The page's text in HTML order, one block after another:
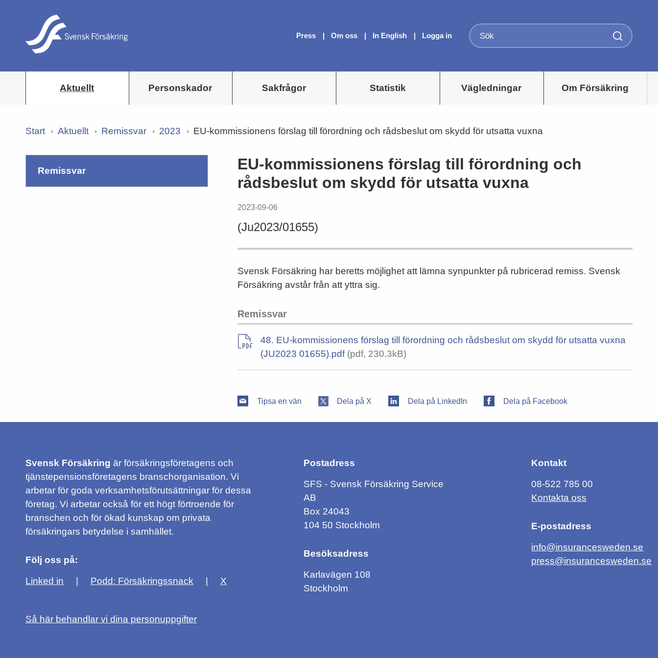
Press Om oss In English Logga in
Aktuellt Personskador Sakfrågor Statistik Vägledningar Om Försäkring
Start Aktuellt Remissvar 2023 EU-kommissionens förslag till förordning och rådsbeslut om skydd för utsatta vuxna
remissvar
EU-kommissionens förslag till förordning och
rådsbeslut om skydd för utsatta vuxna
2023-09-06
(Ju2023/01655)
Svensk Försäkring har beretts möjlighet att lämna synpunkter på rubricerad remiss. Svensk
Försäkring avstår från att yttra sig.
Remissvar
48. EU-kommissionens förslag till förordning och rådsbeslut om skydd för utsatta vuxna
(JU2023 01655).pdf(pdf, 230,3kB)
Tipsa en vän Dela på X Dela på LinkedIn Dela på Facebook
Svensk Försäkring är försäkringsföretagens och
tjänstepensionsföretagens branschorganisation. Vi
arbetar för goda verksamhetsförutsättningar för dessa
företag. Vi arbetar också för ett högt förtroende för
branschen och för ökad kunskap om privata
försäkringars betydelse i samhället.
Följ oss på:
Linked in Podd: Försäkringssnack X
Postadress
SFS - Svensk Försäkring Service
AB
Box 24043
104 50 Stockholm
Besöksadress
Karlavägen 108
Stockholm
Kontakt
08-522 785 00
Kontakta oss
E-postadress
info@insurancesweden.se
press@insurancesweden.se
Så här behandlar vi dina personuppgifter